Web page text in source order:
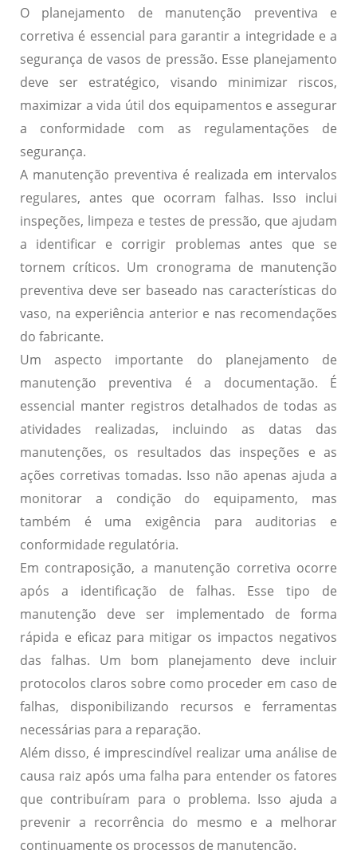
O planejamento de manutenção preventiva e
corretiva é essencial para garantir a integridade e a
segurança de vasos de pressão. Esse planejamento
deve ser estratégico, visando minimizar riscos,
maximizar a vida útil dos equipamentos e assegurar
a conformidade com as regulamentações de
segurança.
A manutenção preventiva é realizada em intervalos
regulares, antes que ocorram falhas. Isso inclui
inspeções, limpeza e testes de pressão, que ajudam
a identificar e corrigir problemas antes que se
tornem críticos. Um cronograma de manutenção
preventiva deve ser baseado nas características do
vaso, na experiência anterior e nas recomendações
do fabricante.
Um aspecto importante do planejamento de
manutenção preventiva é a documentação. É
essencial manter registros detalhados de todas as
atividades realizadas, incluindo as datas das
manutenções, os resultados das inspeções e as
ações corretivas tomadas. Isso não apenas ajuda a
monitorar a condição do equipamento, mas
também é uma exigência para auditorias e
conformidade regulatória.
Em contraposição, a manutenção corretiva ocorre
após a identificação de falhas. Esse tipo de
manutenção deve ser implementado de forma
rápida e eficaz para mitigar os impactos negativos
das falhas. Um bom planejamento deve incluir
protocolos claros sobre como proceder em caso de
falhas, disponibilizando recursos e ferramentas
necessárias para a reparação.
Além disso, é imprescindível realizar uma análise de
causa raiz após uma falha para entender os fatores
que contribuíram para o problema. Isso ajuda a
prevenir a recorrência do mesmo e a melhorar
continuamente os processos de manutenção.